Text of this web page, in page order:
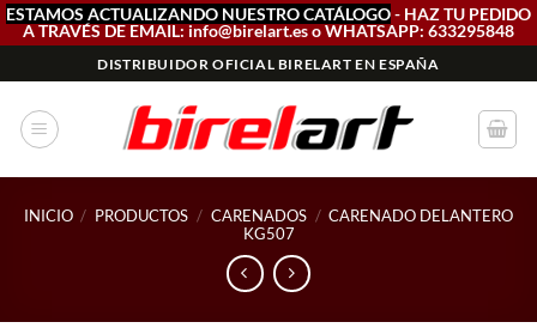
ESTAMOS ACTUALIZANDO NUESTRO CATÁLOGO- HAZ TU PEDIDO
A TRAVÉS DE EMAIL: info@birelart.es o WHATSAPP: 633295848
al
contenido
DISTRIBUIDOR OFICIAL BIRELART EN ESPAÑA
INICIO / PRODUCTOS / CARENADOS / CARENADO DELANTERO
KG507